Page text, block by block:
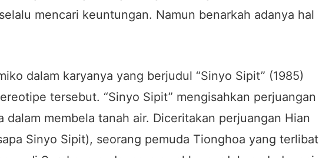
mencari keuntungan. Namun benarkah adanya hal
dalam karyanya yang berjudul “Sinyo Sipit” (1985)
tersebut. “Sinyo Sipit” mengisahkan perjuangan
dalam membela tanah air. Diceritakan perjuangan Hian
Sinyo Sipit), seorang pemuda Tionghoa yang terlibat